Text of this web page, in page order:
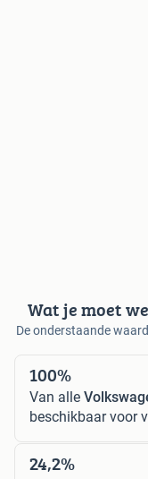
Wat je moet
De onderstaande
100%
Van alle
beschikbaar voor
24,2%